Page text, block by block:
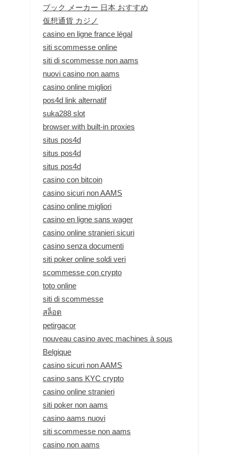
ブック メーカー 日本 おすすめ
仮想通貨 カジノ
casino en ligne france légal
siti scommesse online
siti di scommesse non aams
nuovi casino non aams
casino online migliori
pos4d link alternatif
suka288 slot
browser with built-in proxies
situs pos4d
situs pos4d
situs pos4d
casino con bitcoin
casino sicuri non AAMS
casino online migliori
casino en ligne sans wager
casino online stranieri sicuri
casino senza documenti
siti poker online soldi veri
scommesse con crypto
toto online
siti di scommesse
สล็อต
petirgacor
nouveau casino avec machines à sous
Belgique
casino sicuri non AAMS
casino sans KYC crypto
casino online stranieri
siti poker non aams
casino aams nuovi
siti scommesse non aams
casino non aams